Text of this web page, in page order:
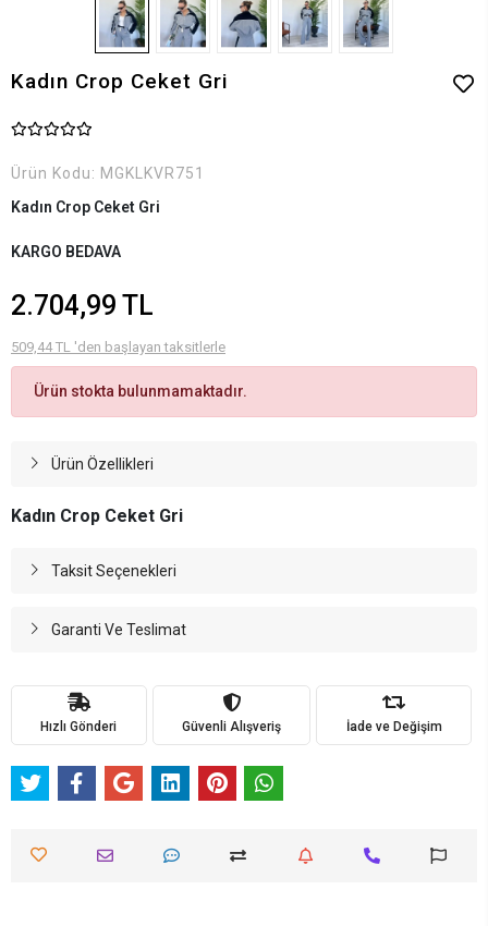
Kadın Crop Ceket Gri
Ürün Kodu: MGKLKVR751
Kadın Crop Ceket Gri
KARGO BEDAVA
2.704,99 TL
509,44 TL 'den başlayan taksitlerle
Ürün stokta bulunmamaktadır.
Ürün Özellikleri
Kadın Crop Ceket Gri
Taksit Seçenekleri
Garanti Ve Teslimat
Hızlı Gönderi Güvenli Alışveriş İade ve Değişim